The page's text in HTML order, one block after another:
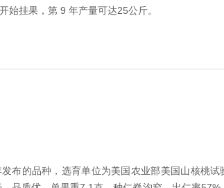
始挂果，第 9 年产量可达25公斤。
布的品种，选育单位为美国农业部美国山核桃试